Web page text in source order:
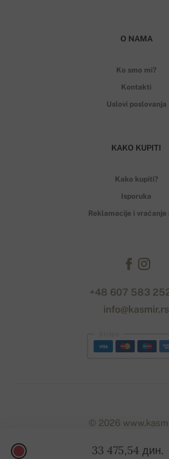
33 475,54 дин.
O NAMA
Ko smo mi?
Kontakti
Uslovi poslovanja
KAKO KUPITI
Kako kupiti?
Isporuka
Reklamacije i vraćanje
+48 607 583
info@kasmir.rs
© 2026
Designed with bynaum. | Powered